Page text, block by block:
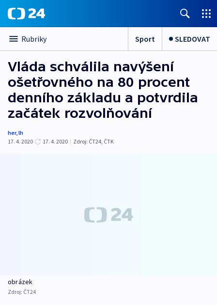
Rubriky Sport SLEDOVAT
Vláda schválila navýšení
ošetřovného na 80 procent
denního základu a potvrdila
začátek rozvolňování
her,lh
17. 4. 2020
17. 4. 2020 | Zdroj: ČT24, ČTK
obrázek
Zdroj: ČT24